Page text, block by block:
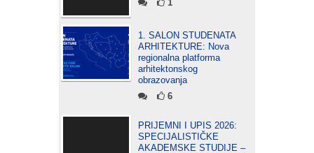
1
1. SALON STUDENATA
ARHITEKTURE: Nova
regionalna platforma
arhitektonskog
obrazovanja
6
PRIJEMNI I UPIS 2026:
SPECIJALISTIČKE
AKADEMSKE STUDIJE –